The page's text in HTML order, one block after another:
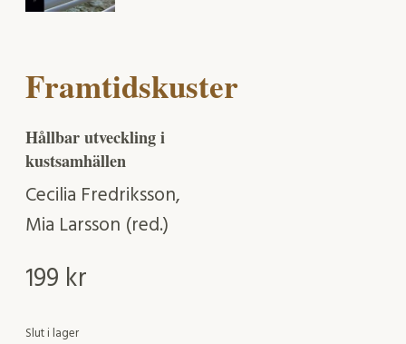
Framtidskuster
Hållbar utveckling i
kustsamhällen
Cecilia Fredriksson,
Mia Larsson (red.)
199 kr
Slut i lager